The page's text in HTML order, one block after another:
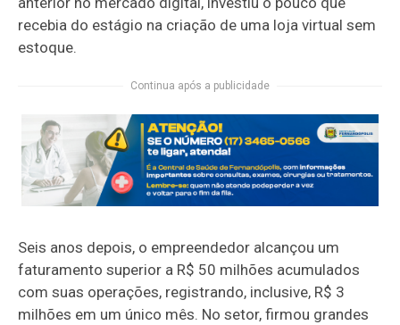
recebia do estágio na criação de uma loja virtual sem
estoque.
Continua após a publicidade
Seis anos depois, o empreendedor alcançou um
faturamento superior a R$ 50 milhões acumulados
com suas operações, registrando, inclusive, R$ 3
milhões em um único mês. No setor, firmou grandes